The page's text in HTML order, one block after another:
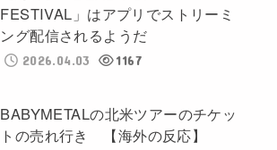
FESTIVAL」はアプリでストリーミ
ング配信されるようだ
2026.04.03 1167
BABYMETALの北米ツアーのチケッ
トの売れ行き 【海外の反応】